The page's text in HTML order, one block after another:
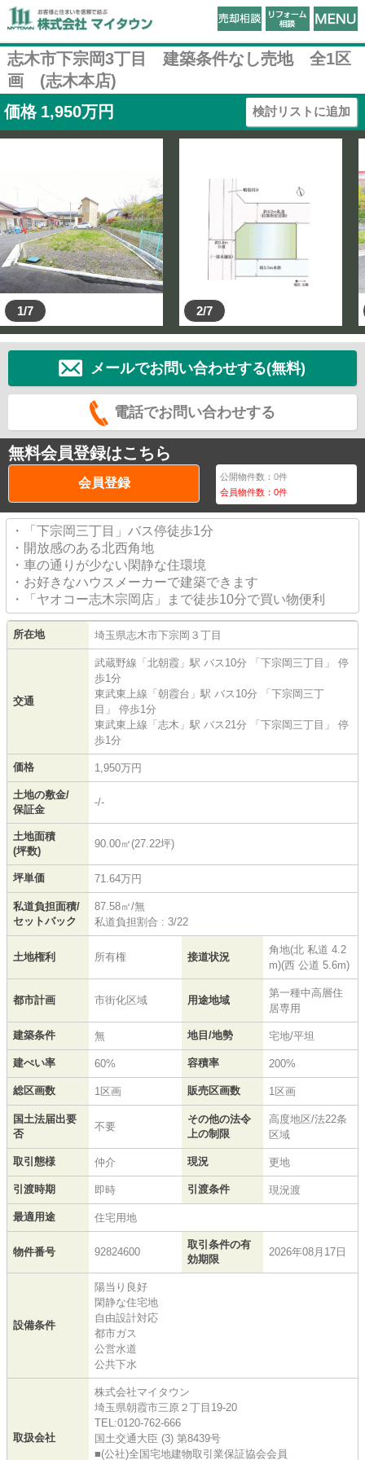
志木市下宗岡3丁目 建築条件なし売地 全1区
画 (志木本店)
価格 1,950万円 検討リストに追加
1/7 2/7
メールでお問い合わせする(無料)
電話でお問い合わせする
無料会員登録はこちら
会員登録 公開物件数：0件
会員物件数：0件
・「下宗岡三丁目」バス停徒歩1分
・開放感のある北西角地
・車の通りが少ない閑静な住環境
・お好きなハウスメーカーで建築できます
・「ヤオコー志木宗岡店」まで徒歩10分で買い物便利
所在地 埼玉県志木市下宗岡 ３丁目
交通
武蔵野線 「 北朝霞 」駅 バス10分 「下宗岡三丁目」 停
歩1分
東武東上線 「 朝霞台 」駅 バス10分 「下宗岡三丁
目」 停歩1分
東武東上線 「 志木 」駅 バス21分 「下宗岡三丁目」 停
歩1分
価格 1,950万円
土地の敷金/
保証金
-/-
土地面積
(坪数)
90.00㎡(27.22坪)
坪単価 71.64万円
私道負担面積/
セットバック
87.58㎡/無
私道負担割合 : 3/22
土地権利 所有権 接道状況
角地(北 私道 4.2
m)(西 公道 5.6m)
都市計画 市街化区域 用途地域
第一種中高層住
居専用
建築条件 無 地目/地勢 宅地/平坦
建ぺい率 60% 容積率 200%
総区画数 1区画 販売区画数 1区画
国土法届出要
否
不要
その他の法令
上の制限
高度地区/法22条
区域
取引態様 仲介 現況 更地
引渡時期 即時 引渡条件 現況渡
最適用途 住宅用地
物件番号 92824600
取引条件の有
効期限
2026年08月17日
設備条件
陽当り良好
閑静な住宅地
自由設計対応
都市ガス
公営水道
公共下水
取扱会社
株式会社マイタウン
埼玉県朝霞市三原２丁目19-20
TEL:0120-762-666
国土交通大臣 (3) 第8439号
■(公社)全国宅地建物取引業保証協会会員